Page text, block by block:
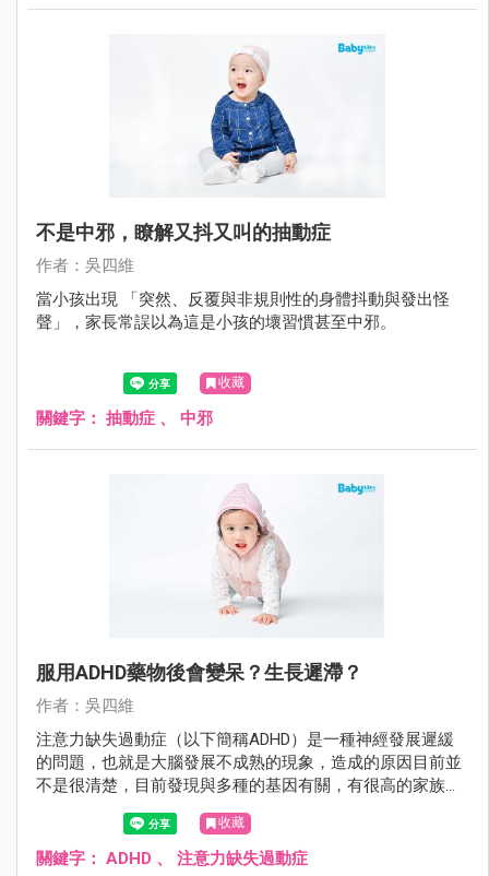
不是中邪，瞭解又抖又叫的抽動症
作者：吳四維
當小孩出現 「突然、反覆與非規則性的身體抖動與發出怪
聲」，家長常誤以為這是小孩的壞習慣甚至中邪。
收藏
關鍵字： 抽動症 、 中邪
服用ADHD藥物後會變呆？生長遲滯？
作者：吳四維
注意力缺失過動症（以下簡稱ADHD）是一種神經發展遲緩
的問題，也就是大腦發展不成熟的現象，造成的原因目前並
不是很清楚，目前發現與多種的基因有關，有很高的家族遺
傳性，常合併其他的精神疾病如自閉症、妥瑞氏症、品行問
題、情緒障礙等。
收藏
關鍵字： ADHD 、 注意力缺失過動症